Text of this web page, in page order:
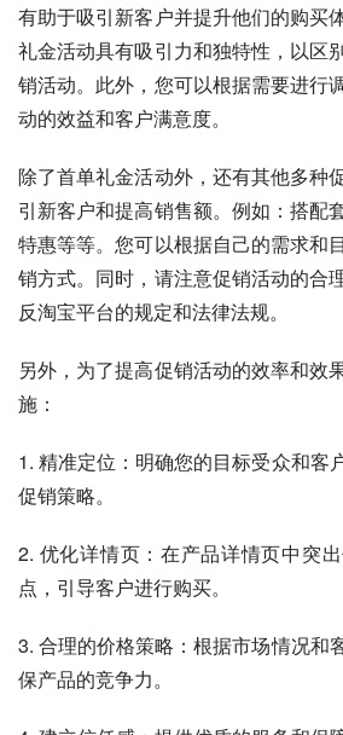
有助于吸引新客户并提升他们的购买
礼金活动具有吸引力和独特性，以区
销活动。此外，您可以根据需要进行
动的效益和客户满意度。
除了首单礼金活动外，还有其他多种
引新客户和提高销售额。例如：搭配
特惠等等。您可以根据自己的需求和
销方式。同时，请注意促销活动的合
反淘宝平台的规定和法律法规。
另外，为了提高促销活动的效率和效
施：
1. 精准定位：明确您的目标受众和客
促销策略。
2. 优化详情页：在产品详情页中突
点，引导客户进行购买。
3. 合理的价格策略：根据市场情况和
保产品的竞争力。